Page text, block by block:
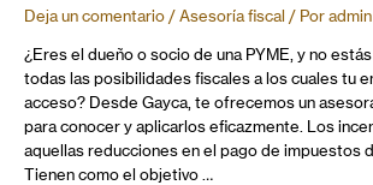
Deja un comentario / Asesoría fiscal / Por admin
¿Eres el dueño o socio de una PYME, y no
todas las posibilidades fiscales a los cuales tu
acceso? Desde Gayca, te ofrecemos un
para conocer y aplicarlos eficazmente. Los
aquellas reducciones en el pago de impuestos
Tienen como el objetivo …